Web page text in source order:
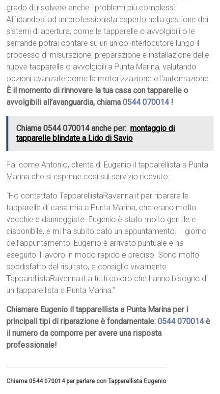
grado di risolvere anche i problemi più complessi.
Affidandosi ad un professionista esperto nella gestione dei
sistemi di apertura, come le tapparelle o avvolgibili o le
serrande potrai contare su un unico interlocutore lungo il
processo di misurazione, preparazione e installazione delle
nuove tapparelle o avvolgibili a Punta Marina, valutando
opzioni avanzate come la motorizzazione e l’automazione.
È il momento di rinnovare la tua casa con tapparelle o
avvolgibili all’avanguardia, chiama0544 070014!
Chiama 0544 070014 anche per: montaggio di
tapparelle blindate a Lido di Savio
Fai come Antonio, cliente di Eugenio il tapparellista a Punta
Marina che si esprime così sul servizio ricevuto:
“Ho contattato TapparellistaRavenna.it per riparare le
tapparelle di casa mia a Punta Marina, che erano molto
vecchie e danneggiate. Eugenio è stato molto gentile e
disponibile, e mi ha subito dato un appuntamento. Il giorno
dell’appuntamento, Eugenio è arrivato puntuale e ha
eseguito il lavoro in modo rapido e preciso. Sono molto
soddisfatto del risultato, e consiglio vivamente
TapparellistaRavenna.it a tutti coloro che hanno bisogno di
un tapparellista a Punta Marina.”
Chiamare Eugenio il tapparellista a Punta Marina per i
principali tipi di riparazione è fondamentale:0544 070014è
il numero da comporre per avere una risposta
professionale!
Chiama 0544 070014 per parlare con Tapparellista Eugenio